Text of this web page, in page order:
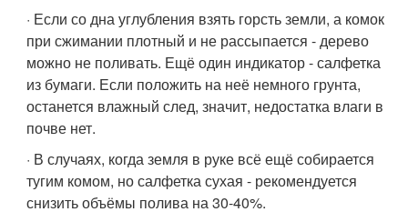
· Если со дна углубления взять горсть земли, а комок
при сжимании плотный и не рассыпается - дерево
можно не поливать. Ещё один индикатор - салфетка
из бумаги. Если положить на неё немного грунта,
останется влажный след, значит, недостатка влаги в
почве нет.
· В случаях, когда земля в руке всё ещё собирается
тугим комом, но салфетка сухая - рекомендуется
снизить объёмы полива на 30-40%.